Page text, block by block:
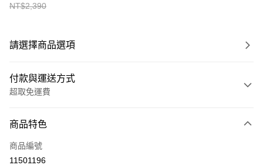
NT$2,390
請選擇商品選項
付款與運送方式
超取免運費
信用卡一次付款
信用卡分期付款
商品特色
商品編號
11501196